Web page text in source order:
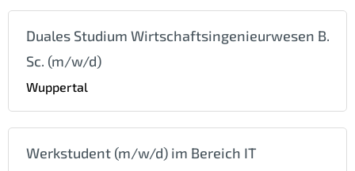
Duales Studium Wirtschaftsingenieurwesen B.
Sc. (m/w/d)
Wuppertal
Werkstudent (m/w/d) im Bereich IT